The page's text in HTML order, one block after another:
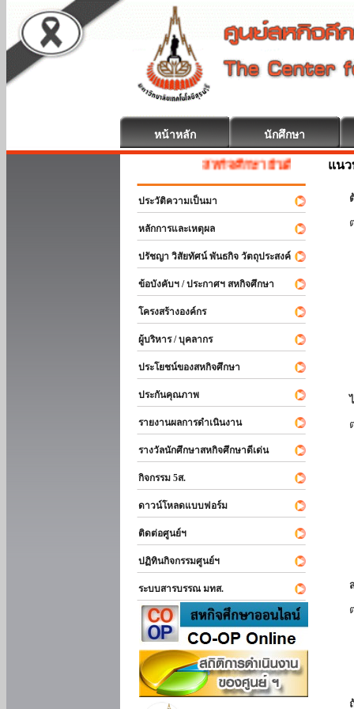
หน้าหลัก นักศึกษา
สหกิจศึกษา ยินดีต้อนรับ
ประวัติความเป็นมา
หลักการและเหตุผล
ปรัชญา วิสัยทัศน์ พันธกิจ วัตถุประสงค์
ข้อบังคับฯ / ประกาศฯ สหกิจศึกษา
โครงสร้างองค์กร
ผู้บริหาร / บุคลากร
ประโยชน์ของสหกิจศึกษา
ประกันคุณภาพ
รายงานผลการดำเนินงาน
รางวัลนักศึกษาสหกิจศึกษาดีเด่น
กิจกรรม 5ส.
ดาวน์โหลดแบบฟอร์ม
ติดต่อศูนย์ฯ
ปฏิทินกิจกรรมศูนย์ฯ
ระบบสารบรรณ มทส.
แน